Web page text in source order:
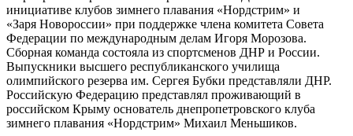
инициативе клубов зимнего плавания «Нордстрим» и
«Заря Новороссии» при поддержке члена комитета Совета
Федерации по международным делам Игоря Морозова.
Сборная команда состояла из спортсменов ДНР и России.
Выпускники высшего республиканского училища
олимпийского резерва им. Сергея Бубки представляли ДНР.
Российскую Федерацию представлял проживающий в
российском Крыму основатель днепропетровского клуба
зимнего плавания «Нордстрим» Михаил Меньшиков.